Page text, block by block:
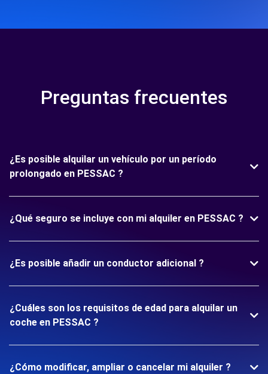
Preguntas frecuentes
¿Es posible alquilar un vehículo por un período
prolongado en PESSAC ?
¿Qué seguro se incluye con mi alquiler en PESSAC ?
¿Es posible añadir un conductor adicional ?
¿Cuáles son los requisitos de edad para alquilar un
coche en PESSAC ?
¿Cómo modificar, ampliar o cancelar mi alquiler ?